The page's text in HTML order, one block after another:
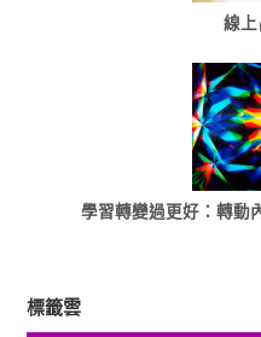
線
學習轉變過更好：轉動
標籤雲